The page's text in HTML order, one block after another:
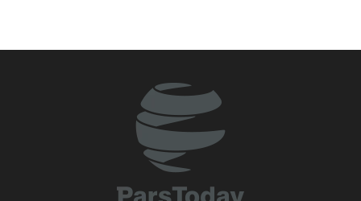
Brigjen Akrami Nia: Artesh dalam Kondisi Siaga Penuh
Ghalibaf kepada Trump: Diplomasi Sandiwara AS telah Gagal !
The Economist: Kesepakatan dengan Iran Opsi Realistis Akhiri